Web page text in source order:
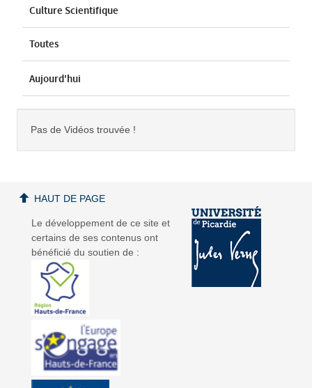
Culture Scientifique
Toutes
Aujourd'hui
Pas de Vidéos trouvée !
Le développement de ce site et
certains de ses contenus ont
bénéficié du soutien de :
HAUT DE PAGE